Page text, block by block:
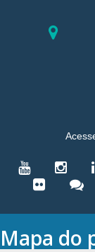
Mapa do